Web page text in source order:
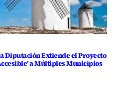
Diputación Extiende el Proyecto
a Múltiples Municipios